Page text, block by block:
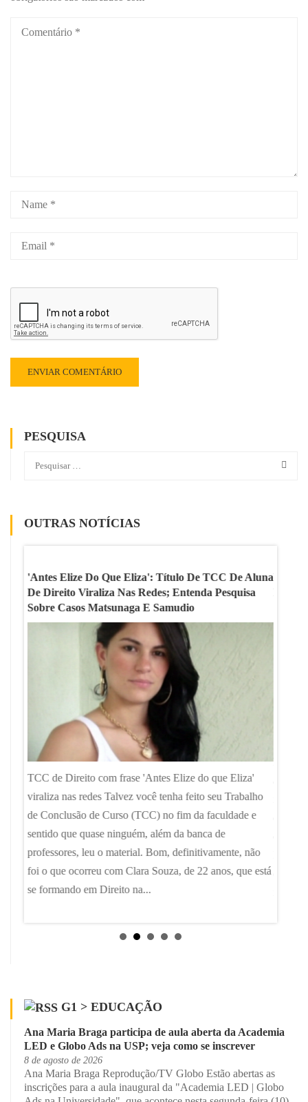
PESQUISA
OUTRAS NOTÍCIAS
'Antes Elize Do Que Eliza': Título De TCC De Aluna
De Direito Viraliza Nas Redes; Entenda Pesquisa
Sobre Casos Matsunaga E Samudio
TCC de Direito com frase 'Antes Elize do que Eliza'
viraliza nas redes Talvez você tenha feito seu Trabalho
de Conclusão de Curso (TCC) no fim da faculdade e
sentido que quase ninguém, além da banca de
professores, leu o material. Bom, definitivamente, não
foi o que ocorreu com Clara Souza, de 22 anos, que está
se formando em Direito na...
G1 > EDUCAÇÃO
Ana Maria Braga participa de aula aberta da Academia
LED e Globo Ads na USP; veja como se inscrever
8 de agosto de 2026
Ana Maria Braga Reprodução/TV Globo Estão abertas as
inscrições para a aula inaugural da "Academia LED | Globo